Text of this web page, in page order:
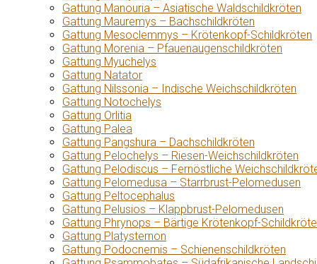
Gattung Manouria – Asiatische Waldschildkröten
Gattung Mauremys – Bachschildkröten
Gattung Mesoclemmys – Krötenkopf-Schildkröten
Gattung Morenia – Pfauenaugenschildkröten
Gattung Myuchelys
Gattung Natator
Gattung Nilssonia – Indische Weichschildkröten
Gattung Notochelys
Gattung Orlitia
Gattung Palea
Gattung Pangshura – Dachschildkröten
Gattung Pelochelys – Riesen-Weichschildkröten
Gattung Pelodiscus – Fernöstliche
Gattung Pelomedusa – Starrbrust-Pelomedusen
Gattung Peltocephalus
Gattung Pelusios – Klappbrust-Pelomedusen
Gattung Phrynops – Bärtige Krötenkopf-
Gattung Platysternon
Gattung Podocnemis – Schienenschildkröten